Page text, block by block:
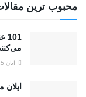
محبوب ترین
آبان 25, 1403
ایلان